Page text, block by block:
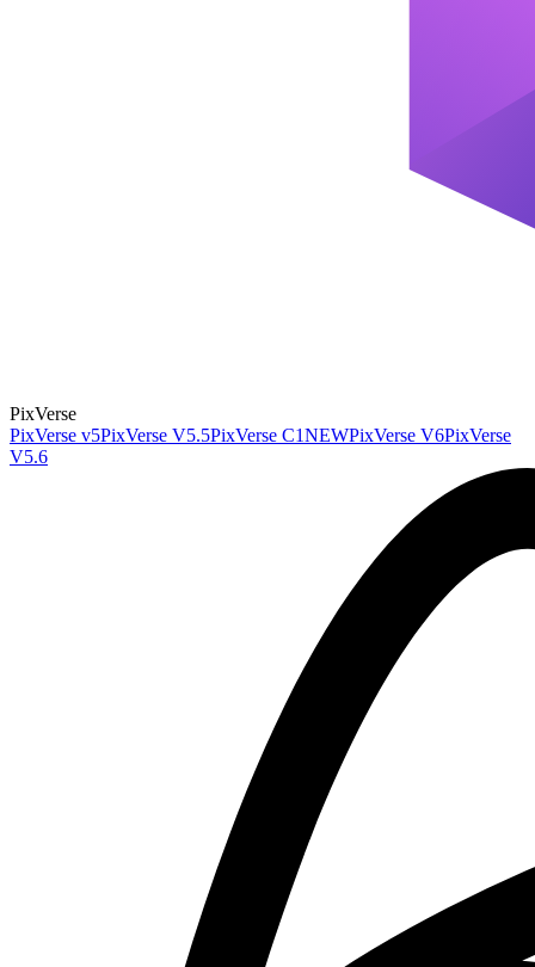
PixVerse
PixVerse v5PixVerse V5.5PixVerse C1NEWPixVerse V6PixVerse
V5.6